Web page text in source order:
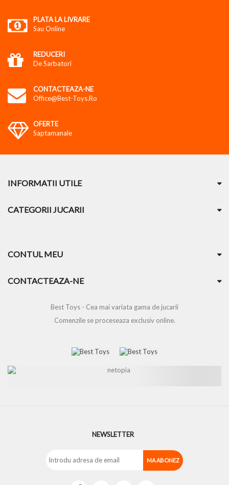
PLATA LA LIVRARE
Sau Online
REDUCERI
De Sarbatori
CONTACTEAZA-NE
Office@best-Toys.ro
OFERTE
Saptamanale
INFORMATII UTILE
CATEGORII JUCARII
CONTUL MEU
CONTACTEAZA-NE
Best Toys - Cea mai variata gama de jucarii
Comenzile se proceseaza exclusiv online.
NEWSLETTER